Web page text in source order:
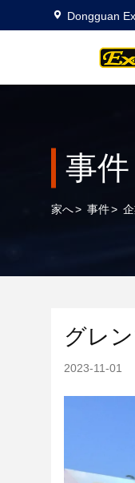
Dongguan
事件
家へ> 事件>
グレ
2023-11-01